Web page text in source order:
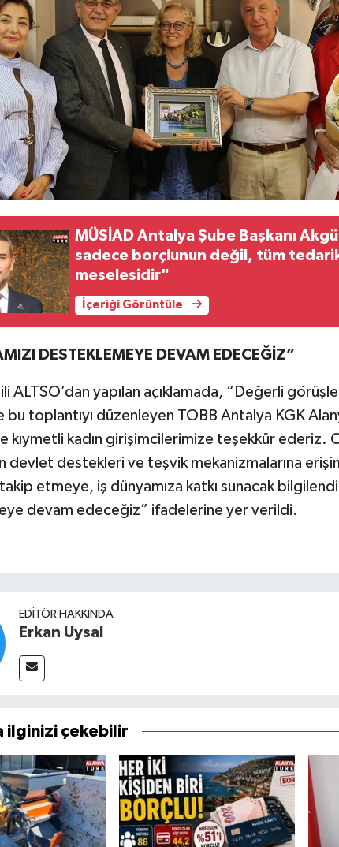
MÜSİAD Antalya Şube Başkanı
sadece borçlunun değil, tüm
meselesidir"
İçeriği Görüntüle
DESTEKLEMEYE DEVAM EDECEĞİZ”
ALTSO’dan yapılan açıklamada, “Değerli
ve bu toplantıyı düzenleyen TOBB Antalya KGK
kıymetli kadın girişimcilerimize teşekkür ederiz.
devlet destekleri ve teşvik mekanizmalarına
takip etmeye, iş dünyamıza katkı sunacak
devam edeceğiz” ifadelerine yer verildi.
EDITÖR HAKKINDA
Erkan Uysal
ilginizi çekebilir